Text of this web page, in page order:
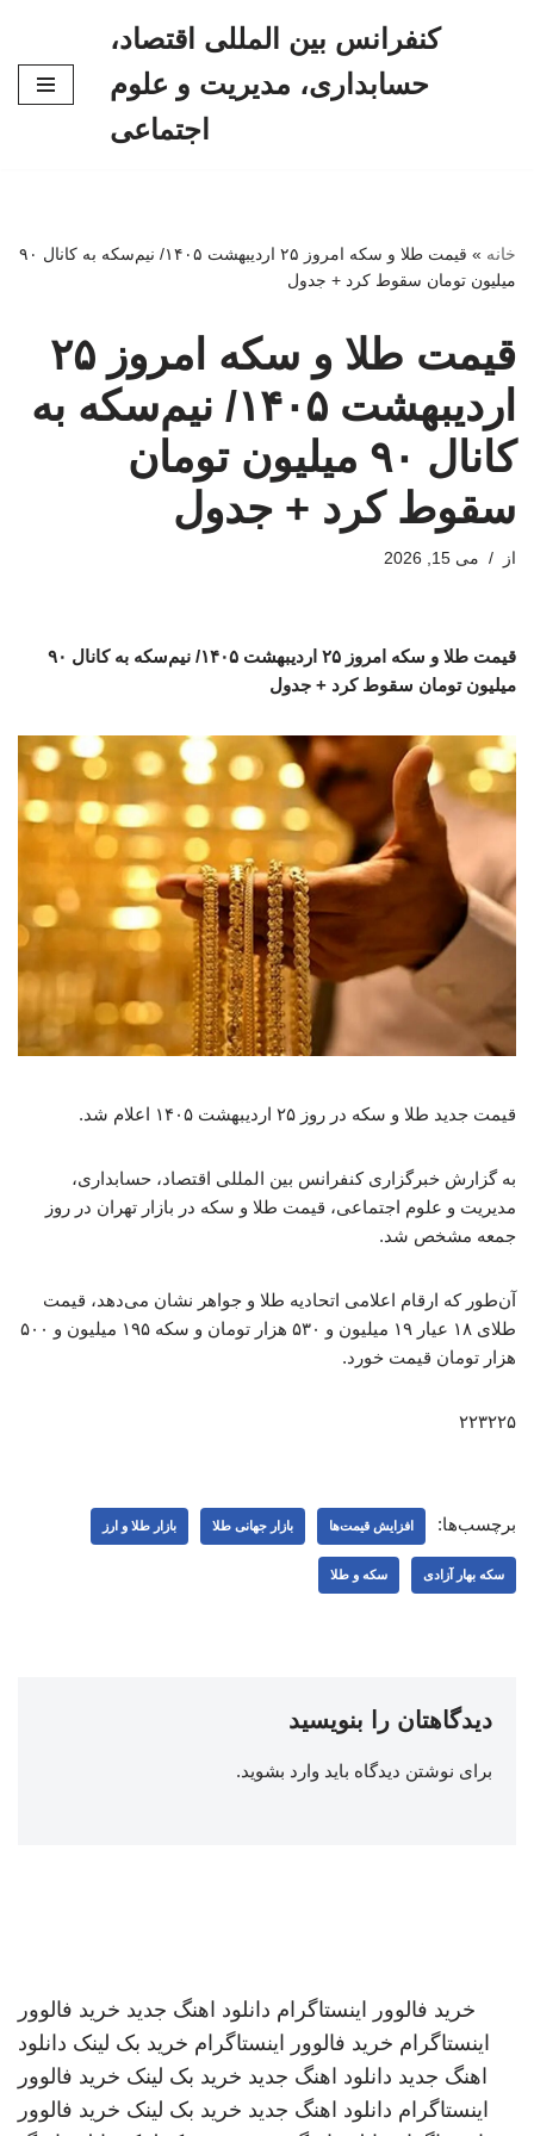
کنفرانس بین المللی اقتصاد،
حسابداری، مدیریت و علوم
اجتماعی
خانه »
قیمت طلا و سکه امروز ۲۵ اردیبهشت ۱۴۰۵/ نیم‌سکه به کانال ۹۰
میلیون تومان سقوط کرد + جدول
قیمت طلا و سکه امروز ۲۵
اردیبهشت ۱۴۰۵/ نیم‌سکه به
کانال ۹۰ میلیون تومان
سقوط کرد + جدول
از می 15, 2026
قیمت طلا و سکه امروز ۲۵ اردیبهشت ۱۴۰۵/ نیم‌سکه به کانال ۹۰
میلیون تومان سقوط کرد + جدول
قیمت جدید طلا و سکه در روز ۲۵ اردیبهشت ۱۴۰۵ اعلام شد.
به گزارش خبرگزاری کنفرانس بین المللی اقتصاد، حسابداری،
مدیریت و علوم اجتماعی، قیمت طلا و سکه در بازار تهران در روز
جمعه مشخص شد.
آن‌طور که ارقام اعلامی اتحادیه طلا و جواهر نشان می‌دهد، قیمت
طلای ۱۸ عیار ۱۹ میلیون و ۵۳۰ هزار تومان و سکه ۱۹۵ میلیون و ۵۰۰
هزار تومان قیمت خورد.
۲۲۳۲۲۵
برچسب‌ها: افزایش قیمت‌ها بازار جهانی طلا بازار طلا و ارز
سکه بهار آزادی سکه و طلا
دیدگاهتان را بنویسید
برای نوشتن دیدگاه باید وارد بشوید.
خرید فالوور اینستاگرام دانلود اهنگ جدید خرید فالوور
اینستاگرام خرید فالوور اینستاگرام خرید بک لینک دانلود
اهنگ جدید دانلود اهنگ جدید خرید بک لینک خرید فالوور
اینستاگرام دانلود اهنگ جدید خرید بک لینک خرید فالوور